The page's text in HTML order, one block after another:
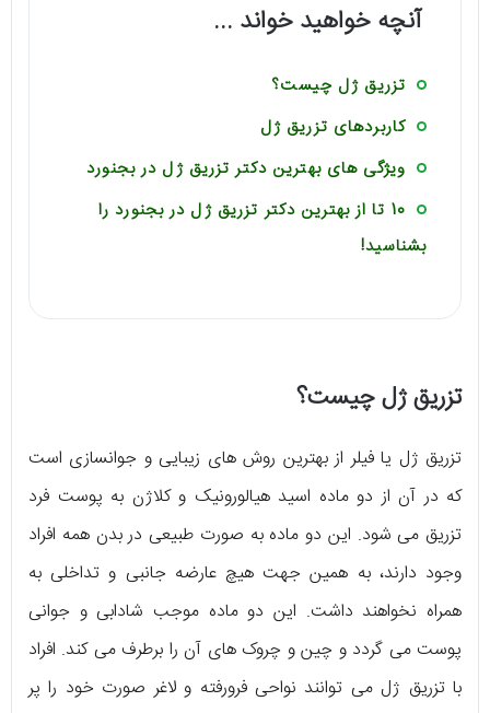
آنچه خواهید خواند ...
تزریق ژل چیست؟
کاربردهای تزریق ژل
ویژگی های بهترین دکتر تزریق ژل در بجنورد
10 تا از بهترین دکتر تزریق ژل در بجنورد را
بشناسید!
تزریق ژل چیست؟
تزریق ژل یا فیلر از بهترین روش های زیبایی و جوانسازی است
که در آن از دو ماده اسید هیالورونیک و کلاژن به پوست فرد
تزریق می شود. این دو ماده به صورت طبیعی در بدن همه افراد
وجود دارند، به همین جهت هیچ عارضه جانبی و تداخلی به
همراه نخواهند داشت. این دو ماده موجب شادابی و جوانی
پوست می گردد و چین و چروک های آن را برطرف می کند. افراد
با تزریق ژل می توانند نواحی فرورفته و لاغر صورت خود را پر